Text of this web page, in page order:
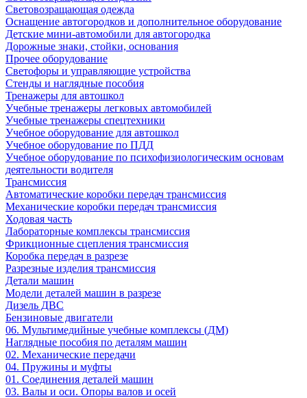
Световозращающая одежда
Оснащение автогородков и дополнительное оборудование
Детские мини-автомобили для автогородка
Дорожные знаки, стойки, основания
Прочее оборудование
Светофоры и управляющие устройства
Стенды и наглядные пособия
Тренажеры для автошкол
Учебные тренажеры легковых автомобилей
Учебные тренажеры спецтехники
Учебное оборудование для автошкол
Учебное оборудование по ПДД
Учебное оборудование по психофизиологическим основам
деятельности водителя
Трансмиссия
Автоматические коробки передач трансмиссия
Механические коробки передач трансмиссия
Ходовая часть
Лабораторные комплексы трансмиссия
Фрикционные сцепления трансмиссия
Коробка передач в разрезе
Разрезные изделия трансмиссия
Детали машин
Модели деталей машин в разрезе
Дизель ДВС
Бензиновые двигатели
06. Мультимедийные учебные комплексы (ДМ)
Наглядные пособия по деталям машин
02. Механические передачи
04. Пружины и муфты
01. Соединения деталей машин
03. Валы и оси. Опоры валов и осей